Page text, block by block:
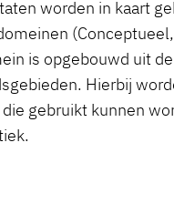
worden in kaart
is opgebouwd uit
Hierbij
gebruikt kunnen